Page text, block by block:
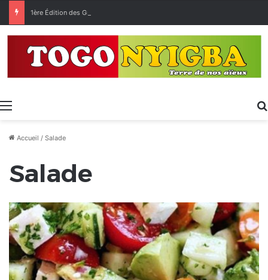
Menu
Accueil / Salade
Salade